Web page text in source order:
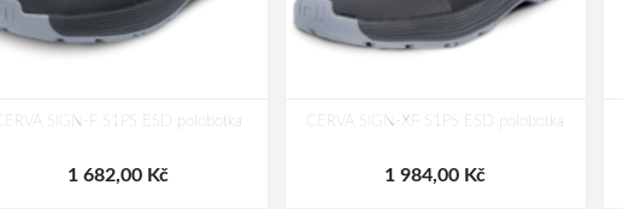
CERVA SIGN-F S1PS ESD polobotka
1 682,00 Kč
CERVA SIGN-XF S1PS ESD polobotka
1 984,00 Kč